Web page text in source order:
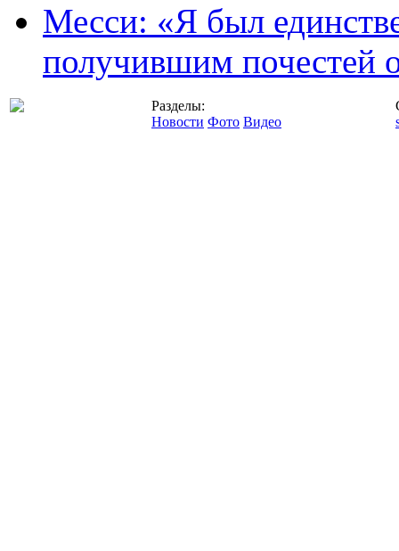
Месси: «Я был
получившим почестей
Разделы:
Новости Фото Видео